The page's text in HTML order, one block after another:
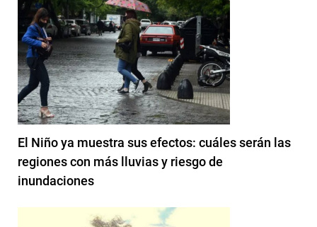
El Niño ya muestra sus efectos: cuáles serán las
regiones con más lluvias y riesgo de
inundaciones